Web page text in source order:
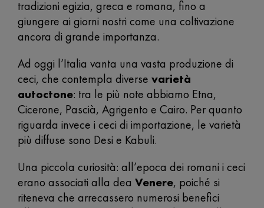
tradizioni egizia, greca e romana, fino a
giungere ai giorni nostri come una coltivazione
ancora di grande importanza.
Ad oggi l’Italia vanta una vasta produzione di
ceci, che contempla diverse varietà
autoctone: tra le più note abbiamo Etna,
Cicerone, Pascià, Agrigento e Cairo. Per quanto
riguarda invece i ceci di importazione, le varietà
più diffuse sono Desi e Kabuli.
Una piccola curiosità: all’epoca dei romani i ceci
erano associati alla dea Venere, poiché si
riteneva che arrecassero numerosi benefici